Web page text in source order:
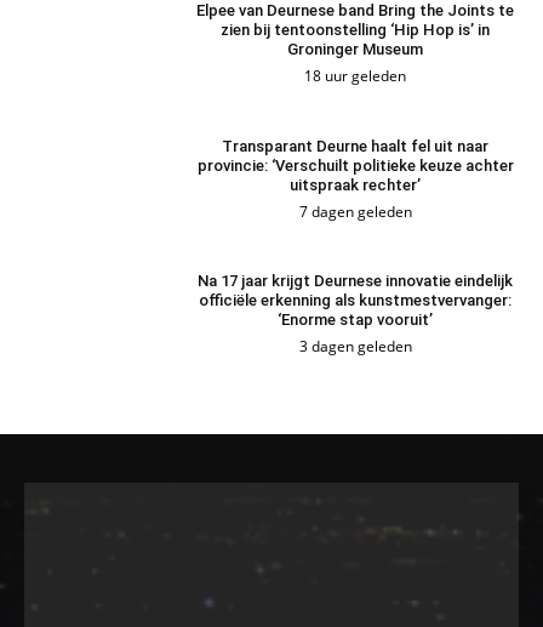
Elpee van Deurnese band Bring the Joints te
zien bij tentoonstelling ‘Hip Hop is’ in
Groninger Museum
18 uur geleden
Transparant Deurne haalt fel uit naar
provincie: ‘Verschuilt politieke keuze achter
uitspraak rechter’
7 dagen geleden
Na 17 jaar krijgt Deurnese innovatie eindelijk
officiële erkenning als kunstmestvervanger:
‘Enorme stap vooruit’
3 dagen geleden